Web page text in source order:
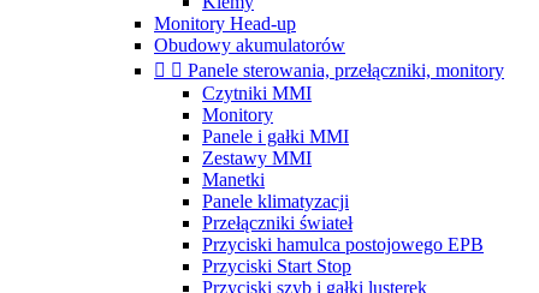
Monitory Head-up
Obudowy akumulatorów
  Panele sterowania, przełączniki, monitory
Czytniki MMI
Monitory
Panele i gałki MMI
Zestawy MMI
Manetki
Panele klimatyzacji
Przełączniki świateł
Przyciski hamulca postojowego EPB
Przyciski Start Stop
Przyciski szyb i gałki lusterek